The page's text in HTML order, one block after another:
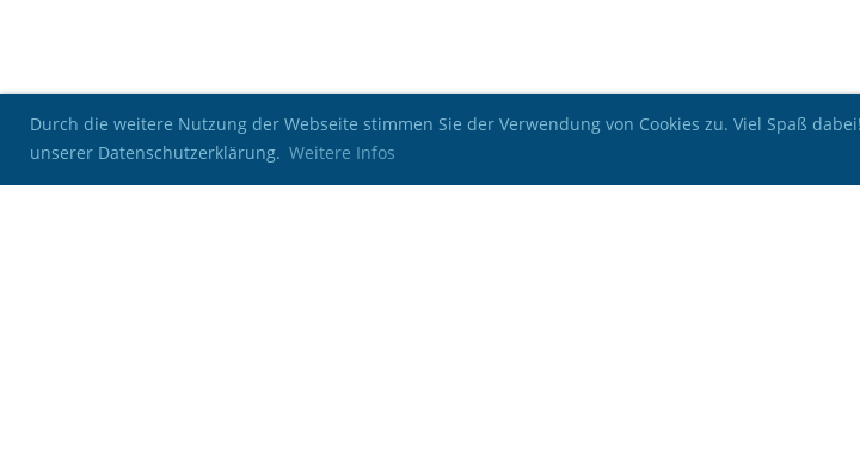
Durch die weitere Nutzung der Webseite stimmen Sie der Verwendung von Cookies zu. Viel Spaß
unserer Datenschutzerklärung. Weitere Infos